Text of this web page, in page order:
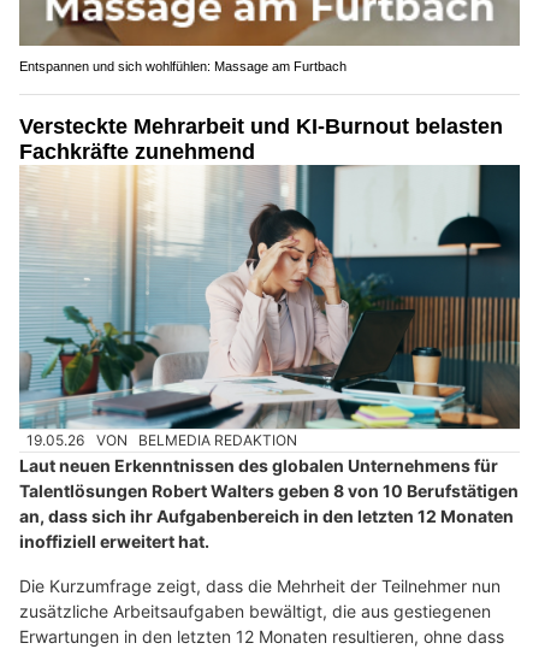
Entspannen und sich wohlfühlen: Massage am Furtbach
Versteckte Mehrarbeit und KI-Burnout belasten
Fachkräfte zunehmend
19.05.26 VON BELMEDIA REDAKTION
Laut neuen Erkenntnissen des globalen Unternehmens für
Talentlösungen Robert Walters geben 8 von 10 Berufstätigen
an, dass sich ihr Aufgabenbereich in den letzten 12 Monaten
inoffiziell erweitert hat.
Die Kurzumfrage zeigt, dass die Mehrheit der Teilnehmer nun
zusätzliche Arbeitsaufgaben bewältigt, die aus gestiegenen
Erwartungen in den letzten 12 Monaten resultieren, ohne dass